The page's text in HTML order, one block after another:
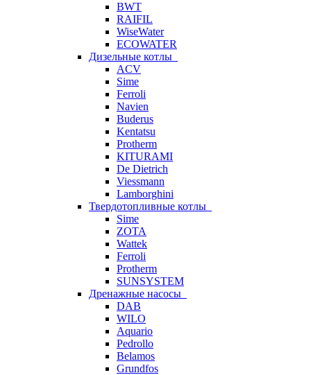
BWT
RAIFIL
WiseWater
ECOWATER
Дизельные котлы
ACV
Sime
Ferroli
Navien
Buderus
Kentatsu
Protherm
KITURAMI
De Dietrich
Viessmann
Lamborghini
Твердотопливные котлы
Sime
ZOTA
Wattek
Ferroli
Protherm
SUNSYSTEM
Дренажные насосы
DAB
WILO
Aquario
Pedrollo
Belamos
Grundfos